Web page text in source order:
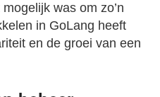
was om zo’n
in GoLang heeft
en de groei van een